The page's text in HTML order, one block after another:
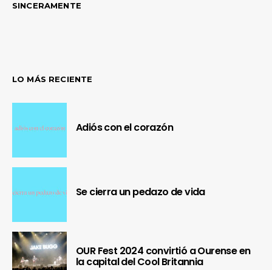
SINCERAMENTE
LO MÁS RECIENTE
Adiós con el corazón
Se cierra un pedazo de vida
OUR Fest 2024 convirtió a Ourense en
la capital del Cool Britannia